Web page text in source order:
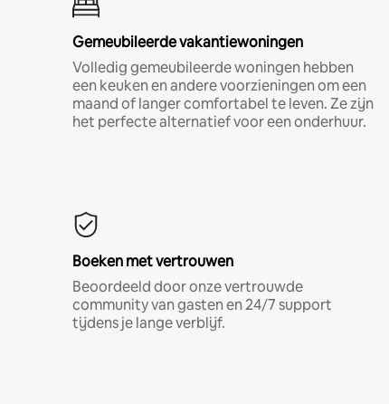
Gemeubileerde vakantiewoningen
Volledig gemeubileerde woningen hebben
een keuken en andere voorzieningen om een
maand of langer comfortabel te leven. Ze zijn
het perfecte alternatief voor een onderhuur.
Boeken met vertrouwen
Beoordeeld door onze vertrouwde
community van gasten en 24/7 support
tijdens je lange verblijf.